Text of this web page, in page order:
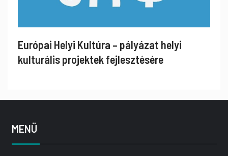
Európai Helyi Kultúra – pályázat helyi
kulturális projektek fejlesztésére
MENÜ